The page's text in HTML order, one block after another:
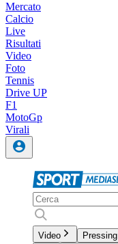
Mercato
Calcio
Live
Risultati
Video
Foto
Tennis
Drive UP
F1
MotoGp
Virali
Video Pressing